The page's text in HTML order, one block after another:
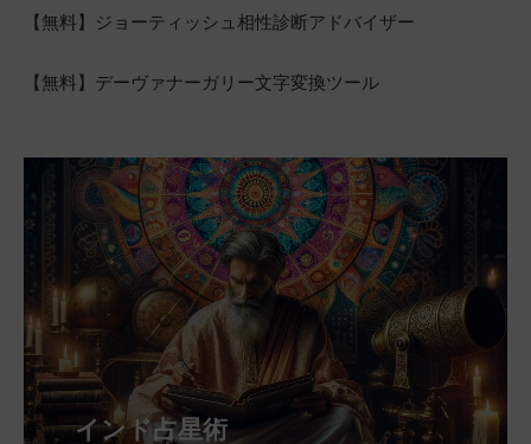
【無料】ジョーティッシュ相性診断アドバイザー
【無料】デーヴァナーガリー文字変換ツール
インド占星術